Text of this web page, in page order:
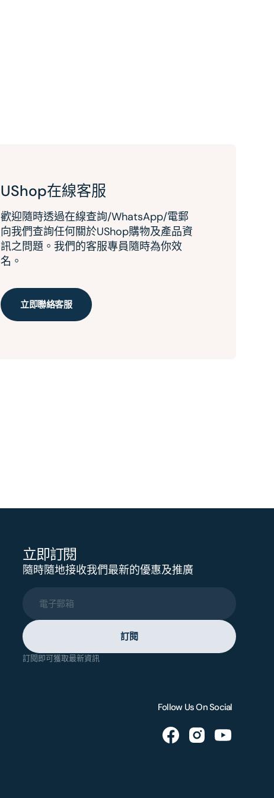
UShop在線客服
歡迎隨時透過在線查詢/WhatsApp/電郵
向我們查詢任何關於UShop購物及產品資
訊之問題。我們的客服專員隨時為你效
名。
立即聯絡客服
立即訂閱
隨時隨地接收我們最新的優惠及推廣
電子郵箱
訂閱
訂閱即可獲取最新資訊
Follow Us On Social